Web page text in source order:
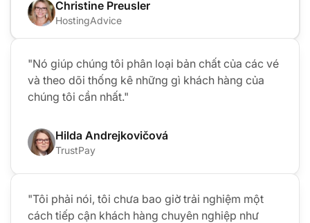
Christine Preusler
HostingAdvice
"Nó giúp chúng tôi phân loại bản chất của các vé
và theo dõi thống kê những gì khách hàng của
chúng tôi cần nhất."
Hilda Andrejkovičová
TrustPay
"Tôi phải nói, tôi chưa bao giờ trải nghiệm một
cách tiếp cận khách hàng chuyên nghiệp như